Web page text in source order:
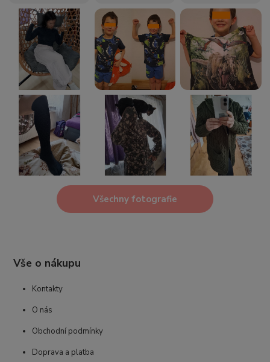
Všechny fotografie
Vše o nákupu
Kontakty
O nás
Obchodní podmínky
Doprava a platba